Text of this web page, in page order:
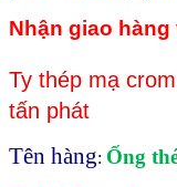
Nhận giao
Ty thép mạ
tấn phát
Tên hàng: Ống